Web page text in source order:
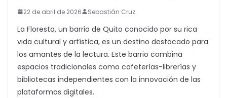
22 de abril de 2026 Sebastián Cruz
La Floresta, un barrio de Quito conocido por su rica
vida cultural y artística, es un destino destacado para
los amantes de la lectura. Este barrio combina
espacios tradicionales como cafeterías-librerías y
bibliotecas independientes con la innovación de las
plataformas digitales.